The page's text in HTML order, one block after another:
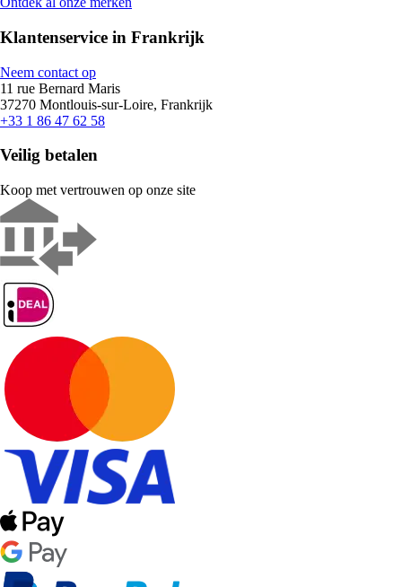
Klantenservice in Frankrijk
Neem contact op
11 rue Bernard Maris
37270 Montlouis-sur-Loire, Frankrijk
+33 1 86 47 62 58
Veilig betalen
Koop met vertrouwen op onze site